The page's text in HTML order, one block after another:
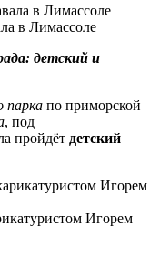
в Лимассоле
детский и
парка по приморской
, под
пройдёт детский
Игорем